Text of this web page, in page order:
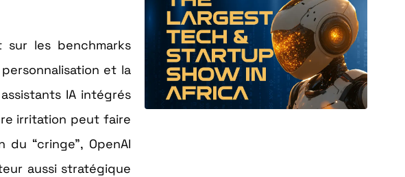
sur les benchmarks
et la
IA intégrés
irritation peut faire
“cringe”, OpenAI
aussi stratégique